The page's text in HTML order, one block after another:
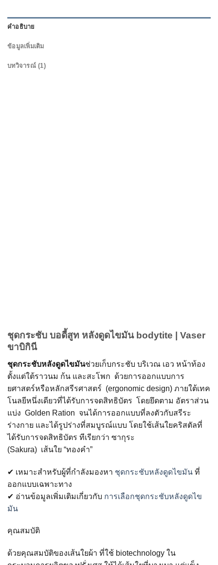
คำอธิบาย
ข้อมูลเพิ่มเติม
บทวิจารณ์ (1)
ชุดกระชับ บอดี้สูท หลังดูดไขมัน bodytite | Vaser
ขาบิกินี
ชุดกระชับหลังดูดไขมันช่วยเก็บกระชับ บริเวณ เอว หน้าท้อง
ตั้งแต่ใต้ราวนม ก้น และสะโพก ด้วยการออกแบบการ
ยศาสตร์หรือหลักสรีรศาสตร์ (ergonomic design) ภายใต้เทค
โนลยีหนึ่งเดียวที่ได้รับการจดสิทธิบัตร โดยยึดตาม อัตราส่วน
แบ่ง Golden Ration จนได้การออกแบบที่ลงตัวกับสรีระ
ร่างกาย และได้รูปร่างที่สมบูรณ์แบบ โดยใช้เส้นใยคริสตัลที่
ได้รับการจดสิทธิบัตร ทีเรียกว่า ซากุระ
(Sakura) เส้นใย “ทองคำ”
✔ เหมาะสำหรับผู้ที่กำลังมองหา ชุดกระชับหลังดูดไขมัน ที่
ออกแบบเฉพาะทาง
✔ อ่านข้อมูลเพิ่มเติมเกี่ยวกับ การเลือกชุดกระชับหลังดูดไข
มัน
คุณสมบัติ
ด้วยคุณสมบัติของเส้นใยผ้า ที่ใช้ biotechnology ใน